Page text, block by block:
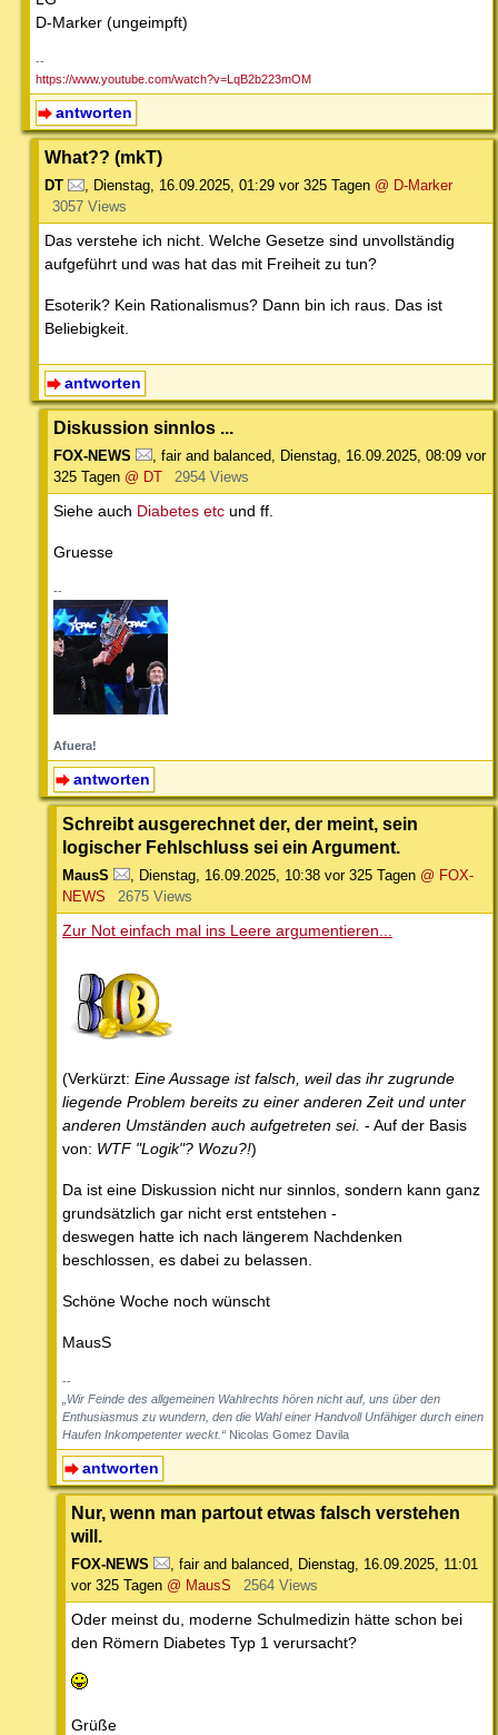
D-Marker (ungeimpft)
--
https://www.youtube.com/watch?v=LqB2b223mOM
antworten
What?? (mkT)
DT Dienstag, 16.09.2025, 01:29 vor 325 Tagen @ D-Marker
3057 Views
Das verstehe ich nicht. Welche Gesetze sind unvollständig
aufgeführt und was hat das mit Freiheit zu tun?
Esoterik? Kein Rationalismus? Dann bin ich raus. Das ist
Beliebigkeit.
antworten
Diskussion sinnlos ...
FOX-NEWS fair and balanced Dienstag, 16.09.2025, 08:09 vor
325 Tagen @ DT 2954 Views
Siehe auch Diabetes etc und ff.
Gruesse
--
Afuera!
antworten
Schreibt ausgerechnet der, der meint, sein
logischer Fehlschluss sei ein Argument.
MausS Dienstag, 16.09.2025, 10:38 vor 325 Tagen @ FOX-
NEWS
2675 Views
Zur Not einfach mal ins Leere argumentieren...
(Verkürzt: Eine Aussage ist falsch, weil das ihr zugrunde
liegende Problem bereits zu einer anderen Zeit und unter
anderen Umständen auch aufgetreten sei. - Auf der Basis
von: WTF "Logik"? Wozu?!)
Da ist eine Diskussion nicht nur sinnlos, sondern kann ganz
grundsätzlich gar nicht erst entstehen -
deswegen hatte ich nach längerem Nachdenken
beschlossen, es dabei zu belassen.
Schöne Woche noch wünscht
MausS
--
„Wir Feinde des allgemeinen Wahlrechts hören nicht auf, uns über den
Enthusiasmus zu wundern, den die Wahl einer Handvoll Unfähiger durch einen
Haufen Inkompetenter weckt.“ Nicolas Gomez Davila
antworten
Nur, wenn man partout etwas falsch verstehen
will.
FOX-NEWS fair and balanced Dienstag, 16.09.2025, 11:01
vor 325 Tagen @ MausS 2564 Views
Oder meinst du, moderne Schulmedizin hätte schon bei
den Römern Diabetes Typ 1 verursacht?
Grüße